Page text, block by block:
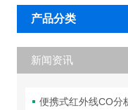
产品分类
新闻资讯
便携式红外线CO分